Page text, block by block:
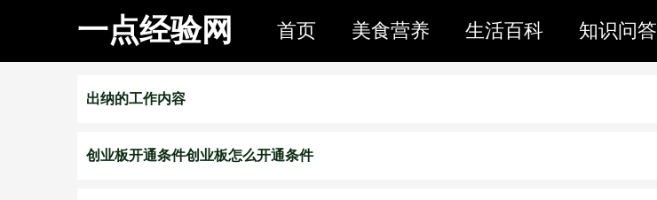
一点经验网 首页 美食营养 生活百科 知识问答
出纳的工作内容
创业板开通条件创业板怎么开通条件